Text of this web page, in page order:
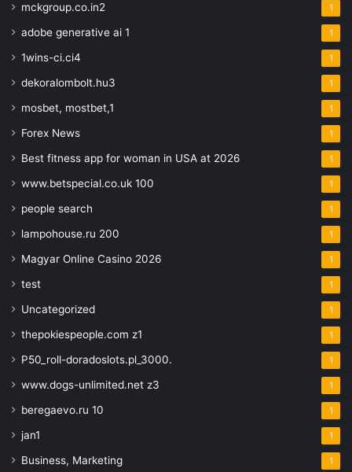
mckgroup.co.in2 1
adobe generative ai 1 1
1wins-ci.ci4 1
dekoralombolt.hu3 1
mosbet, mostbet,1 1
Forex News 1
Best fitness app for woman in USA at 2026 1
www.betspecial.co.uk 100 1
people search 1
lampohouse.ru 200 1
Magyar Online Casino 2026 1
test 1
Uncategorized 1
thepokiespeople.com z1 1
P50_roll-doradoslots.pl_3000. 1
www.dogs-unlimited.net z3 1
beregaevo.ru 10 1
jan1 1
Business, Marketing 1